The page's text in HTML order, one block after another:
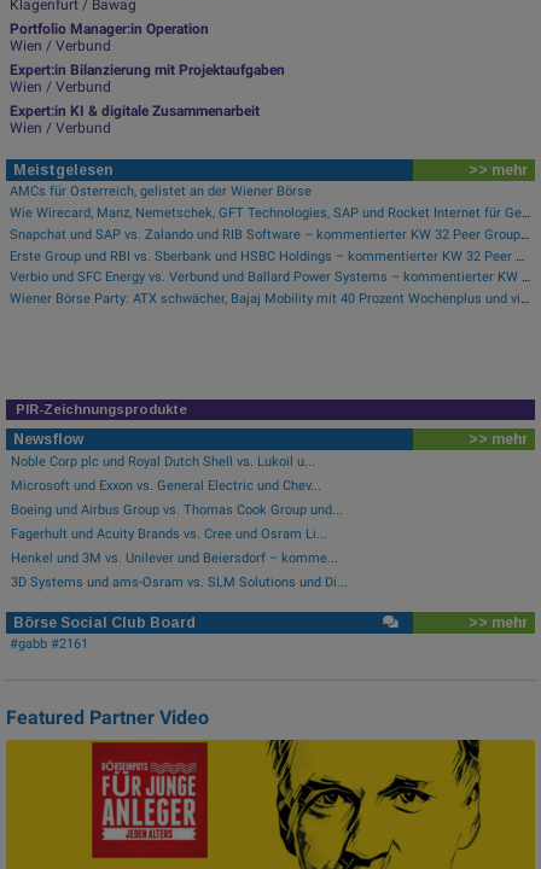
Klagenfurt / Bawag
Portfolio Manager:in Operation
Wien / Verbund
Expert:in Bilanzierung mit Projektaufgaben
Wien / Verbund
Expert:in KI & digitale Zusammenarbeit
Wien / Verbund
Meistgelesen >> mehr
AMCs für Österreich, gelistet an der Wiener Börse
Wie Wirecard, Manz, Nemetschek, GFT Technologies, SAP und Rocket Internet für Gesprächsstoff sorgten
Snapchat und SAP vs. Zalando und RIB Software – kommentierter KW 32 Peer Group Watch Computer, Software & Internet
Verbio und SFC Energy vs. Verbund und Ballard Power Systems – kommentierter KW 32 Peer Group Watch Energie
Wiener Börse Party: ATX schwächer, Bajaj Mobility mit 40 Prozent Wochenplus und vielleicht Momentum aus Indien (Podcast)
PIR-Zeichnungsprodukte
Newsflow >> mehr
Noble Corp plc und Royal Dutch Shell vs. Lukoil u...
Microsoft und Exxon vs. General Electric und Chev...
Boeing und Airbus Group vs. Thomas Cook Group und...
Fagerhult und Acuity Brands vs. Cree und Osram Li...
Henkel und 3M vs. Unilever und Beiersdorf – komme...
3D Systems und ams-Osram vs. SLM Solutions und Di...
Börse Social Club Board >> mehr
#gabb #2161
Featured Partner Video